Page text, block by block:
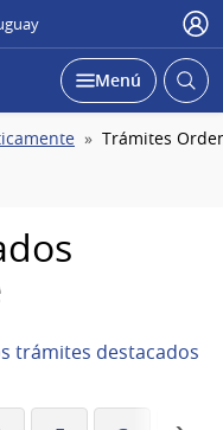
Desplegar
Menú Abrir
Trámites
trámites destacados